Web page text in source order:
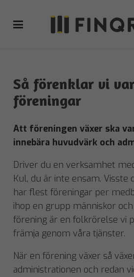
Så förenklar vi
föreningar
Att föreningen växer ska
innebära huvudvärk och
Driver du en verksamhet
Kul, du är inte ensam. Visste
har flest föreningar per
ihop en grupp människor
förening är en folkrörelse vi
främja genom våra tjänster.
När en förening växer så
administrationen och redan